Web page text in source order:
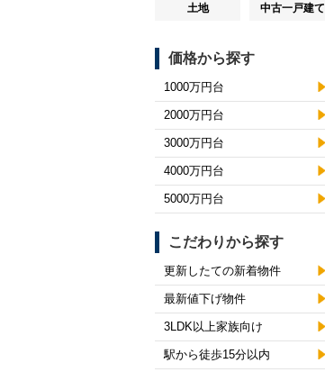
土地 中古一戸建て
価格から探す
1000万円台
2000万円台
3000万円台
4000万円台
5000万円台
こだわりから探す
更新したての新着物件
最新値下げ物件
3LDK以上家族向け
駅から徒歩15分以内